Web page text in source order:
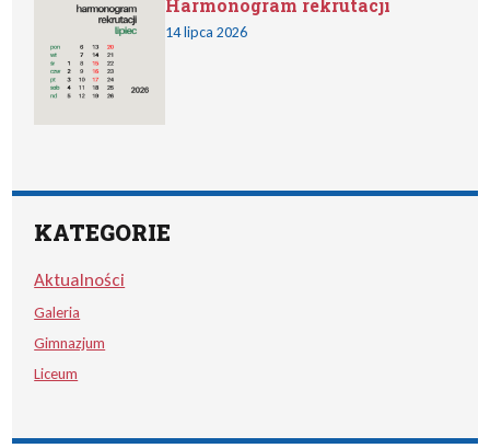
Harmonogram rekrutacji
14 lipca 2026
KATEGORIE
Aktualności
Galeria
Gimnazjum
Liceum